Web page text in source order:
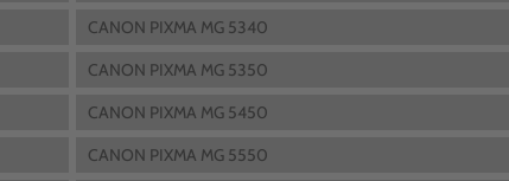
CANON PIXMA MG 5340
CANON PIXMA MG 5350
CANON PIXMA MG 5450
CANON PIXMA MG 5550